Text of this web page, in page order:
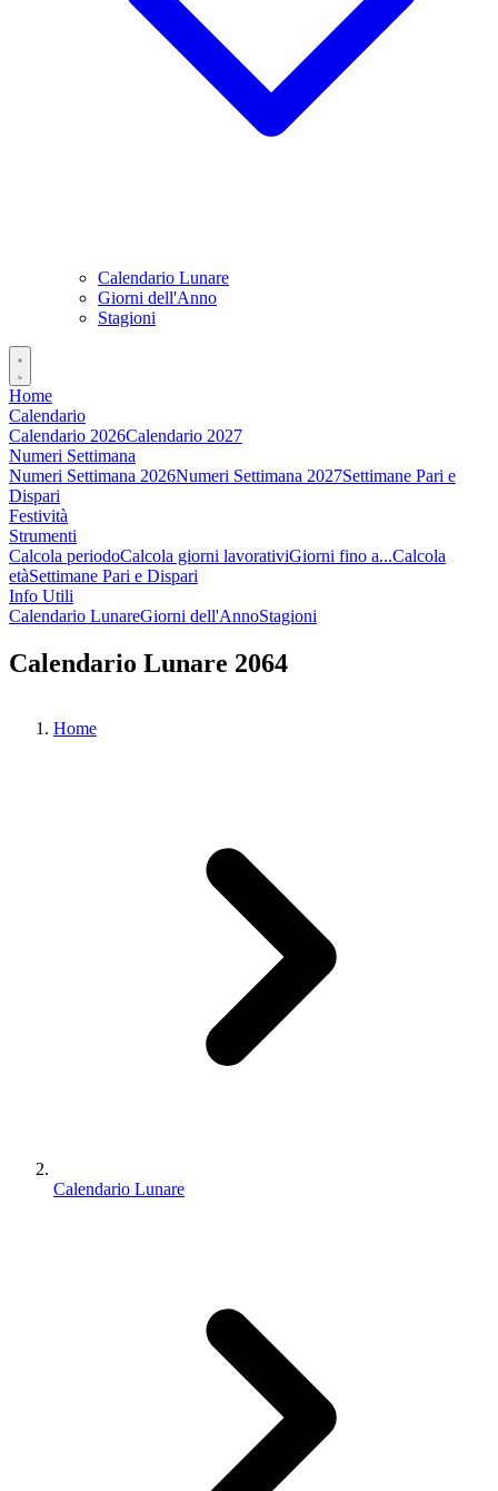
Calendario Lunare
Giorni dell'Anno
Stagioni
Home
Calendario
Calendario 2026Calendario 2027
Numeri Settimana
Numeri Settimana 2026Numeri Settimana 2027Settimane Pari e
Dispari
Festività
Strumenti
Calcola periodoCalcola giorni lavorativiGiorni fino a...Calcola
etàSettimane Pari e Dispari
Info Utili
Calendario LunareGiorni dell'AnnoStagioni
Calendario Lunare 2064
Home
Calendario Lunare